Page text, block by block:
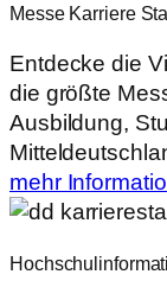
Messe Karriere
Entdecke die
die größte
Ausbildung,
mehr